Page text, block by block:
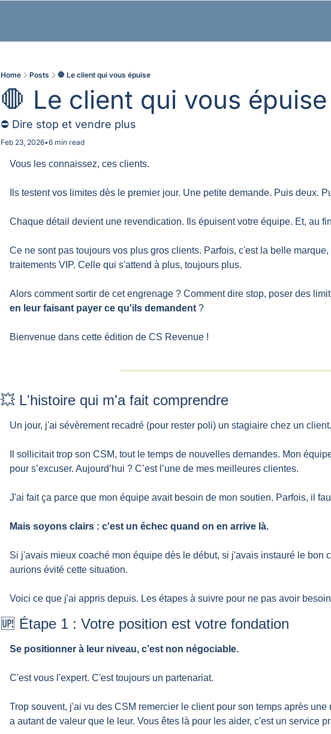
Home Posts 🛑 Le client qui vous épuise
🛑 Le client qui vous épuise
⛔ Dire stop et vendre plus
Feb 23, 2026•6 min read
Vous les connaissez, ces clients.
Ils testent vos limites dès le premier jour. Une petite demande. Puis deux.
Chaque détail devient une revendication. Ils épuisent votre équipe. Et, au
Ce ne sont pas toujours vos plus gros clients. Parfois, c'est la belle
traitements VIP. Celle qui s'attend à plus, toujours plus.
Alors comment sortir de cet engrenage ? Comment dire stop, poser des
en leur faisant payer ce qu'ils demandent ?
Bienvenue dans cette édition de CS Revenue !
💥 L'histoire qui m'a fait comprendre
Un jour, j'ai sévèrement recadré (pour rester poli) un stagiaire chez un client.
Il sollicitait trop son CSM, tout le temps de nouvelles demandes. Mon
pour s’excuser. Aujourd’hui ? C’est l’une de mes meilleures clientes.
J'ai fait ça parce que mon équipe avait besoin de mon soutien. Parfois, il
Mais soyons clairs : c'est un échec quand on en arrive là.
Si j'avais mieux coaché mon équipe dès le début, si j'avais instauré le bon
aurions évité cette situation.
Voici ce que j'ai appris depuis. Les étapes à suivre pour ne pas avoir
🆙 Étape 1 : Votre position est votre fondation
Se positionner à leur niveau, c’est non négociable.
C'est vous l'expert. C'est toujours un partenariat.
Trop souvent, j'ai vu des CSM remercier le client pour son temps après
a autant de valeur que le leur. Vous êtes là pour les aider, c'est un service